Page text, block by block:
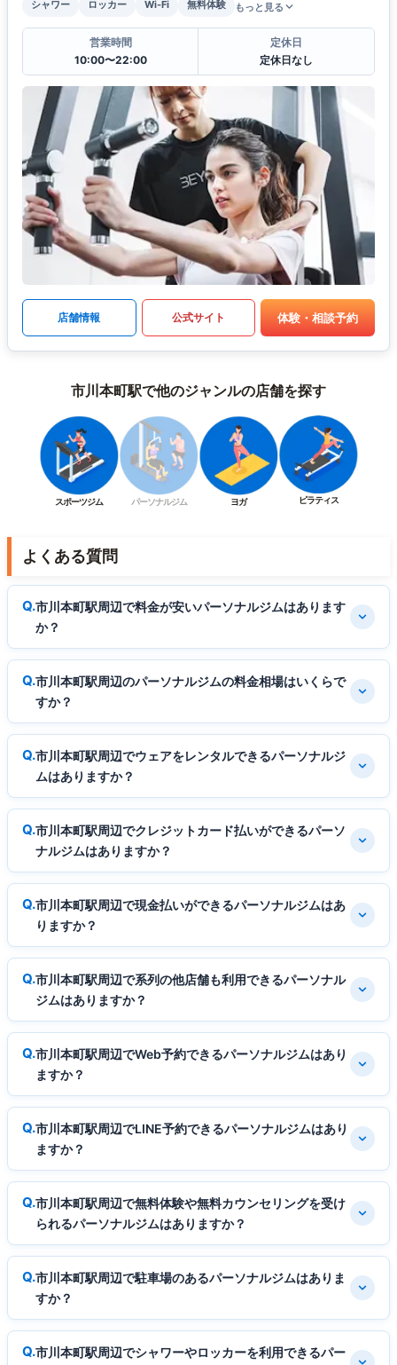
シャワー ロッカー Wi-Fi 無料体験 もっと見る
営業時間
10:00〜22:00
定休日
定休日なし
店舗情報 公式サイト 体験・相談予約
市川本町駅で他のジャンルの店舗を探す
スポーツジム パーソナルジム ヨガ ピラティス
よくある質問
市川本町駅周辺で料金が安いパーソナルジムはあります
か？
市川本町駅周辺のパーソナルジムの料金相場はいくらで
すか？
市川本町駅周辺でウェアをレンタルできるパーソナルジ
ムはありますか？
市川本町駅周辺でクレジットカード払いができるパーソ
ナルジムはありますか？
市川本町駅周辺で現金払いができるパーソナルジムはあ
りますか？
市川本町駅周辺で系列の他店舗も利用できるパーソナル
ジムはありますか？
市川本町駅周辺でWeb予約できるパーソナルジムはあり
ますか？
市川本町駅周辺でLINE予約できるパーソナルジムはあり
ますか？
市川本町駅周辺で無料体験や無料カウンセリングを受け
られるパーソナルジムはありますか？
市川本町駅周辺で駐車場のあるパーソナルジムはありま
すか？
市川本町駅周辺でシャワーやロッカーを利用できるパー